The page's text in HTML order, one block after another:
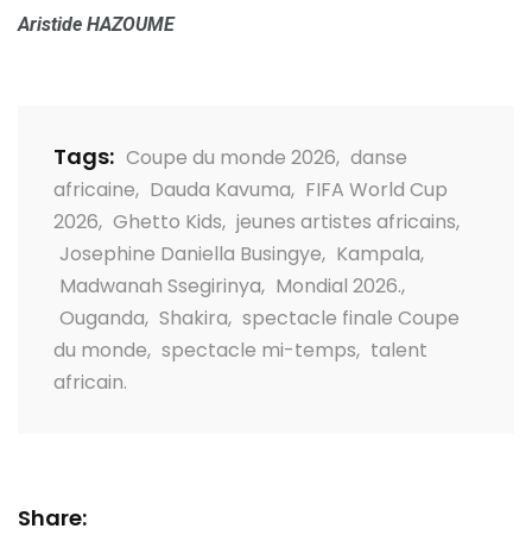
Aristide HAZOUME
Tags: Coupe du monde 2026, danse
africaine, Dauda Kavuma, FIFA World Cup
2026, Ghetto Kids, jeunes artistes africains,
Josephine Daniella Busingye, Kampala,
Madwanah Ssegirinya, Mondial 2026.,
Ouganda, Shakira, spectacle finale Coupe
du monde, spectacle mi-temps, talent
africain.
Share: